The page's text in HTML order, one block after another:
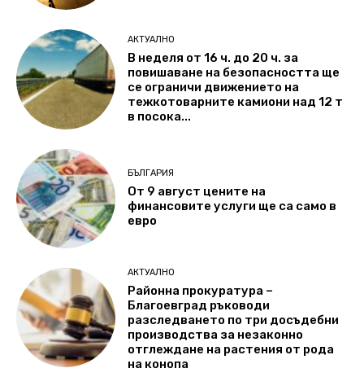
АКТУАЛНО
В неделя от 16 ч. до 20 ч. за
повишаване на безопасността ще
се ограничи движението на
тежкотоварните камиони над 12 т
в посока...
БЪЛГАРИЯ
От 9 август цените на
финансовите услуги ще са само в
евро
АКТУАЛНО
Районна прокуратура –
Благоевград ръководи
разследването по три досъдебни
производства за незаконно
отглеждане на растения от рода
на конопа